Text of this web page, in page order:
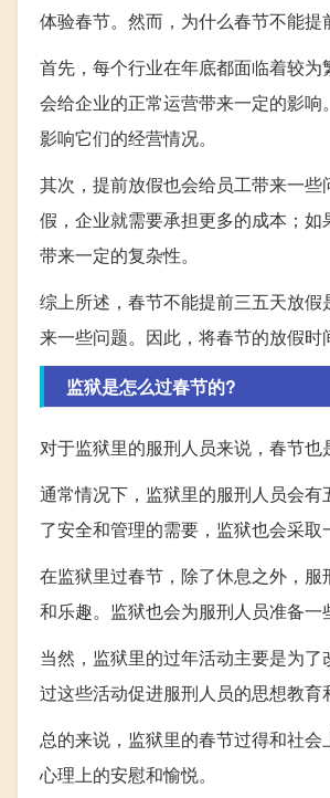
体验春节。然而，为什么春节不能提
首先，每个行业在年底都面临着较
会给企业的正常运营带来一定的影
影响它们的经营情况。
其次，提前放假也会给员工带来一
假，企业就需要承担更多的成本；
带来一定的复杂性。
综上所述，春节不能提前三五天放
来一些问题。因此，将春节的放假时
监狱是怎么过春节的?
对于监狱里的服刑人员来说，春节
通常情况下，监狱里的服刑人员会
了安全和管理的需要，监狱也会采取
在监狱里过春节，除了休息之外，
和乐趣。监狱也会为服刑人员准备一
当然，监狱里的过年活动主要是为
过这些活动促进服刑人员的思想教育
总的来说，监狱里的春节过得和社
心理上的安慰和愉悦。